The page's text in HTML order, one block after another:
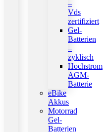
–
Vds
zertifiziert
Gel-
Batterien
–
zyklisch
Hochstrom
AGM-
Batterie
eBike
Akkus
Motorrad
Gel-
Batterien